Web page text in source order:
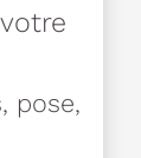
pose,